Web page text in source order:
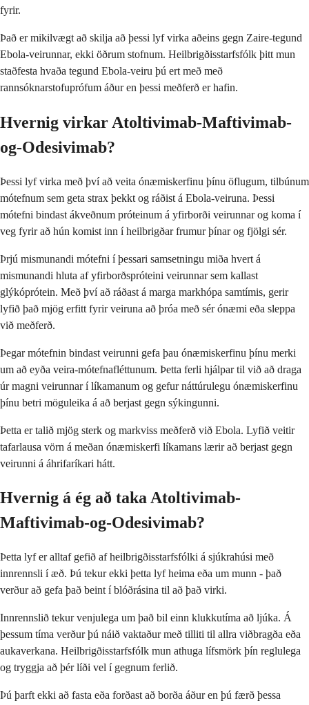
fyrir.
Það er mikilvægt að skilja að þessi lyf virka aðeins gegn Zaire-tegund
Ebola-veirunnar, ekki öðrum stofnum. Heilbrigðisstarfsfólk þitt mun
staðfesta hvaða tegund Ebola-veiru þú ert með með
rannsóknarstofuprófum áður en þessi meðferð er hafin.
Hvernig virkar Atoltivimab-Maftivimab-
og-Odesivimab?
Þessi lyf virka með því að veita ónæmiskerfinu þínu öflugum, tilbúnum
mótefnum sem geta strax þekkt og ráðist á Ebola-veiruna. Þessi
mótefni bindast ákveðnum próteinum á yfirborði veirunnar og koma í
veg fyrir að hún komist inn í heilbrigðar frumur þínar og fjölgi sér.
Þrjú mismunandi mótefni í þessari samsetningu miða hvert á
mismunandi hluta af yfirborðspróteini veirunnar sem kallast
glýkóprótein. Með því að ráðast á marga markhópa samtímis, gerir
lyfið það mjög erfitt fyrir veiruna að þróa með sér ónæmi eða sleppa
við meðferð.
Þegar mótefnin bindast veirunni gefa þau ónæmiskerfinu þínu merki
um að eyða veira-mótefnafléttunum. Þetta ferli hjálpar til við að draga
úr magni veirunnar í líkamanum og gefur náttúrulegu ónæmiskerfinu
þínu betri möguleika á að berjast gegn sýkingunni.
Þetta er talið mjög sterk og markviss meðferð við Ebola. Lyfið veitir
tafarlausa vörn á meðan ónæmiskerfi líkamans lærir að berjast gegn
veirunni á áhrifaríkari hátt.
Hvernig á ég að taka Atoltivimab-
Maftivimab-og-Odesivimab?
Þetta lyf er alltaf gefið af heilbrigðisstarfsfólki á sjúkrahúsi með
innrennsli í æð. Þú tekur ekki þetta lyf heima eða um munn - það
verður að gefa það beint í blóðrásina til að það virki.
Innrennslið tekur venjulega um það bil einn klukkutíma að ljúka. Á
þessum tíma verður þú náið vaktaður með tilliti til allra viðbragða eða
aukaverkana. Heilbrigðisstarfsfólk mun athuga lífsmörk þín reglulega
og tryggja að þér líði vel í gegnum ferlið.
Þú þarft ekki að fasta eða forðast að borða áður en þú færð þessa